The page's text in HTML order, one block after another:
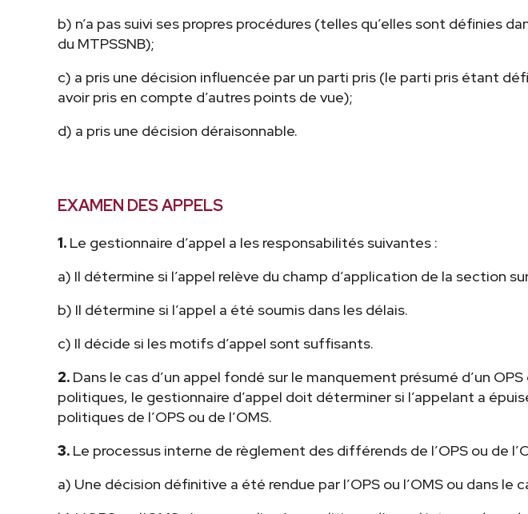
b) n’a pas suivi ses propres procédures (telles qu’elles sont définies
du MTPSSNB);
c) a pris une décision influencée par un parti pris (le parti pris étant
avoir pris en compte d’autres points de vue);
d) a pris une décision déraisonnable.
EXAMEN DES APPELS
1. Le gestionnaire d’appel a les responsabilités suivantes :
a) Il détermine si l’appel relève du champ d’application de la section
b) Il détermine si l’appel a été soumis dans les délais.
c) Il décide si les motifs d’appel sont suffisants.
2. Dans le cas d’un appel fondé sur le manquement présumé d’un
politiques, le gestionnaire d’appel doit déterminer si l’appelant a
politiques de l’OPS ou de l’OMS.
3. Le processus interne de règlement des différends de l’OPS ou de
a) Une décision définitive a été rendue par l’OPS ou l’OMS ou dans le